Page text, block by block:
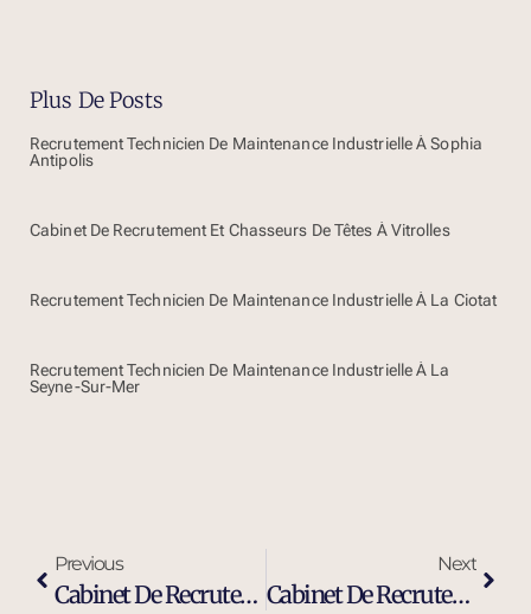
Plus De Posts
Recrutement Technicien De Maintenance Industrielle À Sophia
Antipolis
Cabinet De Recrutement Et Chasseurs De Têtes À Vitrolles
Recrutement Technicien De Maintenance Industrielle À La Ciotat
Recrutement Technicien De Maintenance Industrielle À La
Seyne-Sur-Mer
Previous
Cabinet De Recrutement Et De Sourcing À Carpentras
Next
Cabinet De Recrutement Et Chasseurs De Têtes À Carpentras